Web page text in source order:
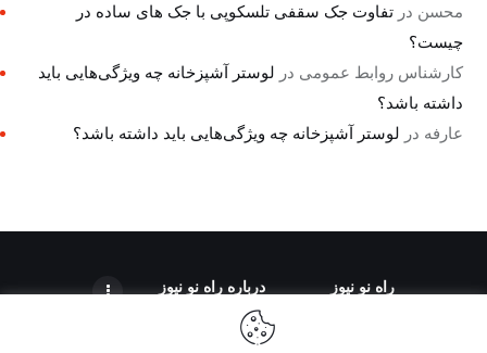
محسن درتفاوت جک سقفی تلسکوپی با جک های ساده در
چیست؟
کارشناس روابط عمومی در لوستر آشپزخانه چه ویژگی‌هایی باید
داشته باشد؟
عارفه در لوستر آشپزخانه چه ویژگی‌هایی باید داشته باشد؟
راه نو نیوز درباره راه‌ نو نیوز